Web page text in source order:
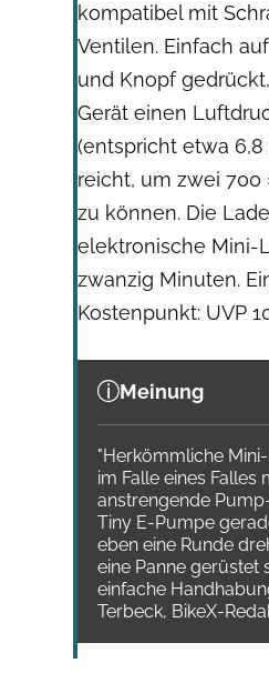
kompatibel mit
Ventilen. Einfach
und Knopf
Gerät einen
(entspricht etwa 6,8
reicht, um zwei 700
zu können. Die
elektronische Mini-
zwanzig Minuten.
Kostenpunkt: UVP
Meinung
"Herkömmliche
im Falle eines Falles
anstrengende
Tiny E-Pumpe
eben eine Runde
eine Panne gerüstet
einfache
Terbeck, BikeX-